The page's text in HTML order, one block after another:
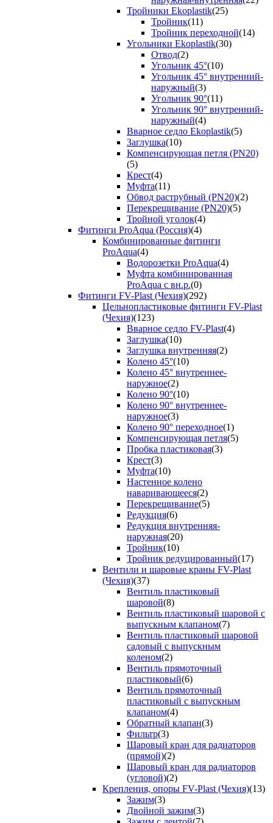
Тройники Ekoplastik(25)
Тройник(11)
Тройник переходной(14)
Угольники Ekoplastik(30)
Отвод(2)
Угольник 45°(10)
Угольник 45° внутренний-
наружный(3)
Угольник 90°(11)
Угольник 90° внутренний-
наружный(4)
Вварное седло Ekoplastik(5)
Заглушка(10)
Компенсирующая петля (PN20)
(5)
Крест(4)
Муфта(11)
Обвод раструбный (PN20)(2)
Перекрещивание (PN20)(5)
Тройной уголок(4)
Фитинги ProAqua (Россия)(4)
Комбинированные фитинги
ProAqua(4)
Водорозетки ProAqua(4)
Муфта комбинированная
ProAqua с вн.р.(0)
Фитинги FV-Plast (Чехия)(292)
Цельнопластиковые фитинги FV-Plast
(Чехия)(123)
Вварное седло FV-Plast(4)
Заглушка(10)
Заглушка внутренняя(2)
Колено 45°(10)
Колено 45° внутреннее-
наружное(2)
Колено 90°(10)
Колено 90° внутреннее-
наружное(3)
Колено 90° переходное(1)
Компенсирующая петля(5)
Пробка пластиковая(3)
Крест(3)
Муфта(10)
Настенное колено
наваривающееся(2)
Перекрещивание(5)
Редукция(6)
Редукция внутренняя-
наружная(20)
Тройник(10)
Тройник редуцированный(17)
Вентили и шаровые краны FV-Plast
(Чехия)(37)
Вентиль пластиковый
шаровой(8)
Вентиль пластиковый шаровой с
выпускным клапаном(7)
Вентиль пластиковый шаровой
садовый с выпускным
коленом(2)
Вентиль прямоточный
пластиковый(6)
Вентиль прямоточный
пластиковый с выпускным
клапаном(4)
Обратный клапан(3)
Фильтр(3)
Шаровый кран для радиаторов
(прямой)(2)
Шаровый кран для радиаторов
(угловой)(2)
Крепления, опоры FV-Plast (Чехия)(13)
Зажим(3)
Двойной зажим(3)